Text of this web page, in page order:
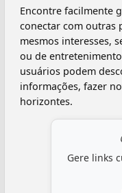
Encontre facilmente
conectar com outras
mesmos interesses,
ou de
usuários podem
informações, fazer
horizontes.
Gere links